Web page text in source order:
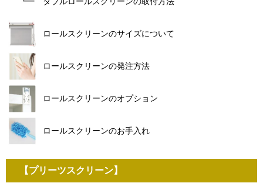
ロールスクリーンのサイズについて
ロールスクリーンの発注方法
ロールスクリーンのオプション
ロールスクリーンのお手入れ
【プリーツスクリーン】